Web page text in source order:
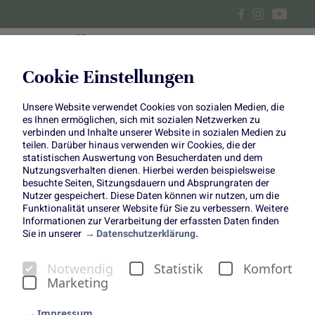
Cookie Einstellungen
Unsere Website verwendet Cookies von sozialen Medien, die
es Ihnen ermöglichen, sich mit sozialen Netzwerken zu
verbinden und Inhalte unserer Website in sozialen Medien zu
teilen. Darüber hinaus verwenden wir Cookies, die der
statistischen Auswertung von Besucherdaten und dem
Nutzungsverhalten dienen. Hierbei werden beispielsweise
besuchte Seiten, Sitzungsdauern und Absprungraten der
Nutzer gespeichert. Diese Daten können wir nutzen, um die
Funktionalität unserer Website für Sie zu verbessern. Weitere
Informationen zur Verarbeitung der erfassten Daten finden
Sie in unserer
Datenschutzerklärung.
Notwendig Statistik
Komfort
Marketing
Hackbällchen aus dem
Airfryer mit cremiger Kürbis-
Salbei-Sauce und Pumkpin
Bourbon Smash Cocktail